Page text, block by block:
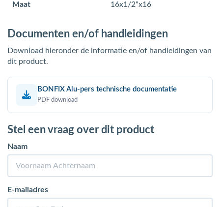
Maat
16x1/2"x16
Documenten en/of handleidingen
Download hieronder de informatie en/of handleidingen van
dit product.
BONFIX Alu-pers technische documentatie
PDF download
Stel een vraag over dit product
Naam
E-mailadres